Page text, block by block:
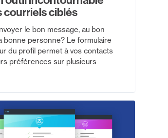
courriels ciblés
le bon message, au bon
bonne personne? Le formulaire
du profil permet à vos contacts
préférences sur plusieurs